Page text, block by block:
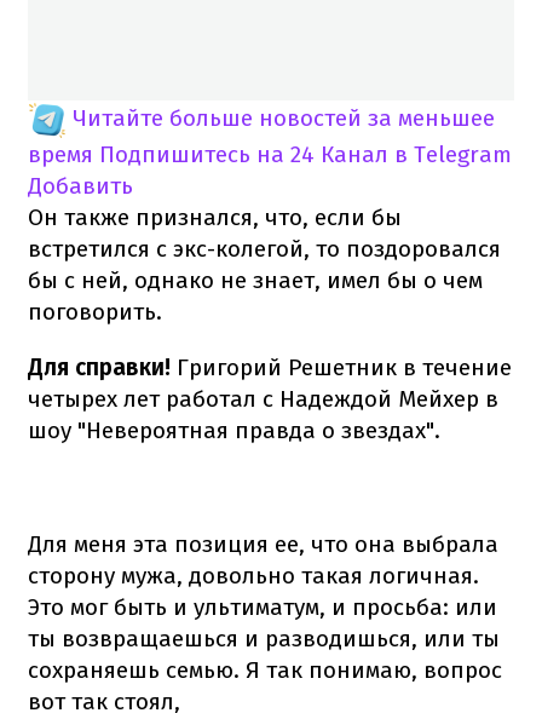
Читайте больше новостей за меньшее
время Подпишитесь на 24 Канал в Telegram
Добавить
Он также признался, что, если бы
встретился с экс-колегой, то поздоровался
бы с ней, однако не знает, имел бы о чем
поговорить.
Для справки! Григорий Решетник в течение
четырех лет работал с Надеждой Мейхер в
шоу "Невероятная правда о звездах".
Для меня эта позиция ее, что она выбрала
сторону мужа, довольно такая логичная.
Это мог быть и ультиматум, и просьба: или
ты возвращаешься и разводишься, или ты
сохраняешь семью. Я так понимаю, вопрос
вот так стоял,